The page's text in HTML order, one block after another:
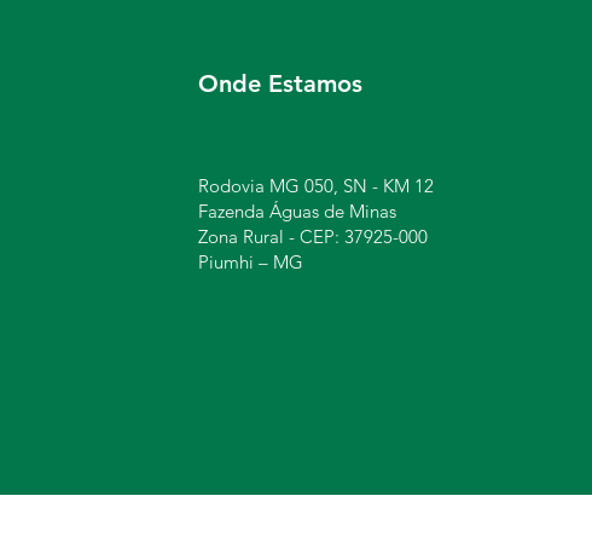
Onde Estamos
Rodovia MG 050, SN - KM 12
Fazenda Águas de Minas
Zona Rural - CEP: 37925-000
Piumhi – MG